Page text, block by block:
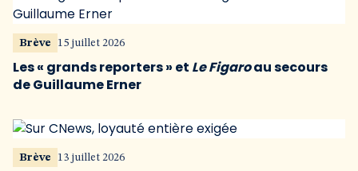
Brève 15 juillet 2026
Les « grands reporters » et Le Figaroau secours
de Guillaume Erner
Brève 13 juillet 2026